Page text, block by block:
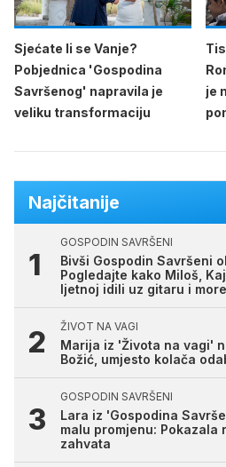
Sjećate li se Vanje?
Pobjednica 'Gospodina
Savršenog' napravila je
veliku transformaciju
je
Najčitanije
GOSPODIN SAVRŠENI
Bivši Gospodin Savršeni
Pogledajte kako Miloš,
ljetnoj idili uz gitaru i more
ŽIVOT NA VAGI
Marija iz 'Života na vagi'
Božić, umjesto kolača
GOSPODIN SAVRŠENI
Lara iz 'Gospodina
malu promjenu: Pokazala
zahvata